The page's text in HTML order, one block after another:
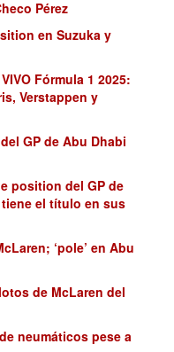
Pérez
en Suzuka y
Fórmula 1 2025:
Verstappen y
GP de Abu Dhabi
position del GP de
el título en sus
‘pole’ en Abu
de McLaren del
neumáticos pese a